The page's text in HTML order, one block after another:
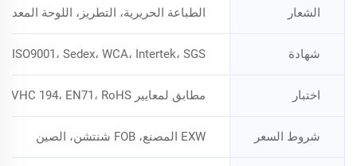
الشعار الطباعة الحريرية، التطريز، اللوحة
شهادة ISO9001، Sedex، WCA، Intertek، SGS
اختبار مطابق لمعايير CA65، Reach SVHC 194، EN71، RoHS؛
شروط السعر EXW المصنع، FOB شنتشن، الصين